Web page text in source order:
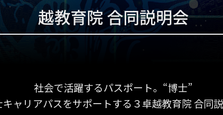
越教育院 合同説明会
社会で活躍するパスポート。“博士”
キャリアパスをサポートする３卓越教育院 合同